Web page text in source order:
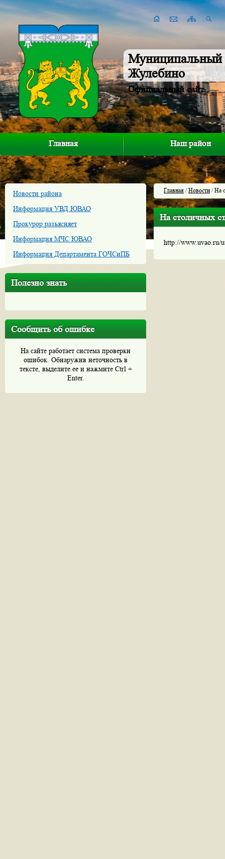
Муниципальный
Жулебино
Официальный сайт
Главная Наш район
Новости района
Информация УВД ЮВАО
Прокурор разъясняет
Информация МЧС ЮВАО
Информация Департамента ГОЧСиПБ
Полезно знать
Сообщить об ошибке
На сайте работает система проверки
ошибок. Обнаружив неточность в
тексте, выделите ее и нажмите Ctrl +
Enter.
Главная /Новости/ На
На столичных
http://www.uvao.ru/